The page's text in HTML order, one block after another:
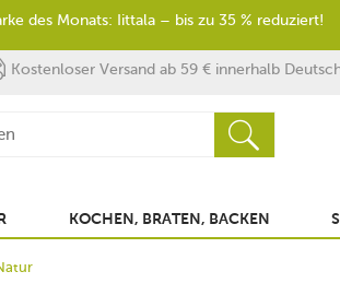
Kostenloser Versand ab 59 € innerhalb
KOCHEN, BRATEN, BACKEN
des Monats: Iittala – bis zu 35 % reduziert!